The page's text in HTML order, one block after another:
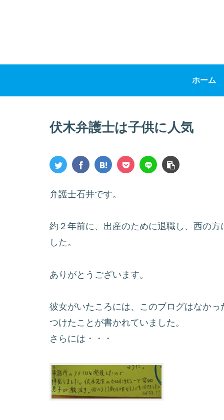
ホーム
伏木弁護士は子供に人気
弁護士石井です。
約２年前に、出産のために退職し、西の
した。
ありがとうございます。
彼女がいたころには、このブログはなか
つけたことが書かれていました。
さらには・・・